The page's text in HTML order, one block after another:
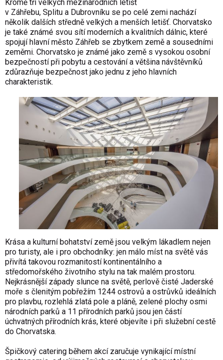
Kromě tří velkých mezinárodních letišť
v Záhřebu, Splitu a Dubrovníku se po celé zemi nachází
několik dalších středně velkých a menších letišť. Chorvatsko
je také známé svou sítí moderních a kvalitních dálnic, které
spojují hlavní město Záhřeb se zbytkem země a sousedními
zeměmi. Chorvatsko je známé jako země s vysokou osobní
bezpečností při pobytu a cestování a většina návštěvníků
zdůrazňuje bezpečnost jako jednu z jeho hlavních
charakteristik.
Krása a kulturní bohatství země jsou velkým lákadlem nejen
pro turisty, ale i pro obchodníky: jen málo míst na světě vás
přivítá takovou rozmanitostí kontinentálního a
středomořského životního stylu na tak malém prostoru.
Nejkrásnější západy slunce na světě, perlově čisté Jaderské
moře s členitým pobřežím 1244 ostrovů a ostrůvků ideálních
pro plavbu, rozlehlá zlatá pole a pláně, zelené plochy osmi
národních parků a 11 přírodních parků jsou jen částí
úchvatných přírodních krás, které objevíte i při služební cestě
do Chorvatska.
Špičkový catering během akcí zaručuje vynikající místní